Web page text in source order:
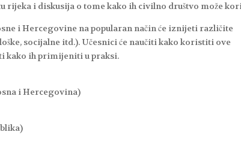
rijeka i diskusija o tome kako ih civilno društvo može
i Hercegovine na popularan način će iznijeti različite
socijalne itd.). Učesnici će naučiti kako koristiti ove
kako ih primijeniti u praksi.
i Hercegovina)